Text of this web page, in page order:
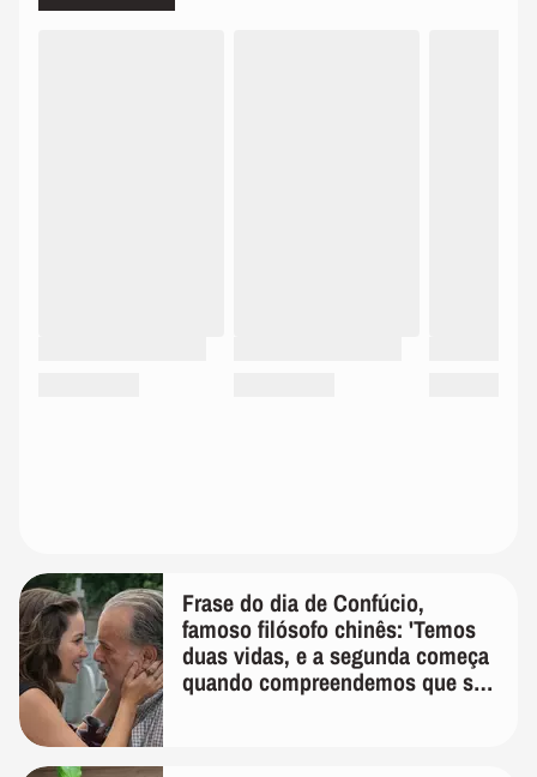
Frase do dia de Confúcio,
famoso filósofo chinês: 'Temos
duas vidas, e a segunda começa
quando compreendemos que só